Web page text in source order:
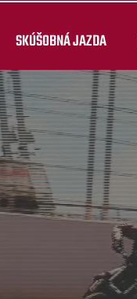
SKÚŠOBNÁ JAZDA